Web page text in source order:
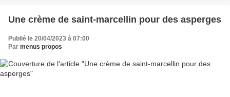
Une crème de saint-marcellin pour des asperges
Publié le 20/04/2023 à 07:00
Par menus propos